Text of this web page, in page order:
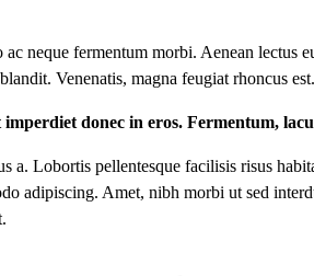
neque fermentum morbi. Aenean lectus
Venenatis, magna feugiat rhoncus
imperdiet donec in eros. Fermentum,
a. Lobortis pellentesque facilisis risus
adipiscing. Amet, nibh morbi ut sed